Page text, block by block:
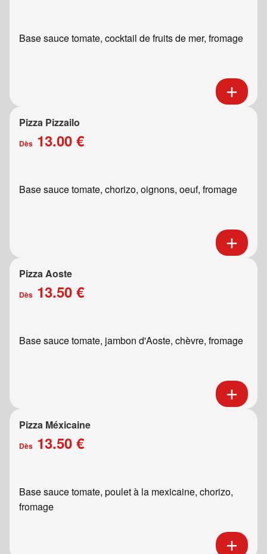
Base sauce tomate, cocktail de fruits de mer, fromage
Pizza Pizzailo
Dès 13.00 €
Base sauce tomate, chorizo, oignons, oeuf, fromage
Pizza Aoste
Dès 13.50 €
Base sauce tomate, jambon d'Aoste, chèvre, fromage
Pizza Méxicaine
Dès 13.50 €
Base sauce tomate, poulet à la mexicaine, chorizo,
fromage